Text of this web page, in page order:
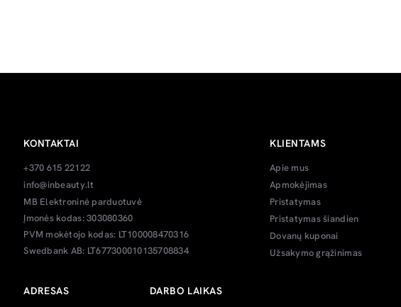
KONTAKTAI
+370 615 22122
info@inbeauty.lt
MB Elektroninė parduotuvė
Įmonės kodas: 303080360
PVM mokėtojo kodas: LT100008470316
Swedbank AB: LT677300010135708834
ADRESAS DARBO LAIKAS
KLIENTAMS
Apie mus
Apmokėjimas
Pristatymas
Pristatymas šiandien
Dovanų kuponai
Užsakymo grąžinimas